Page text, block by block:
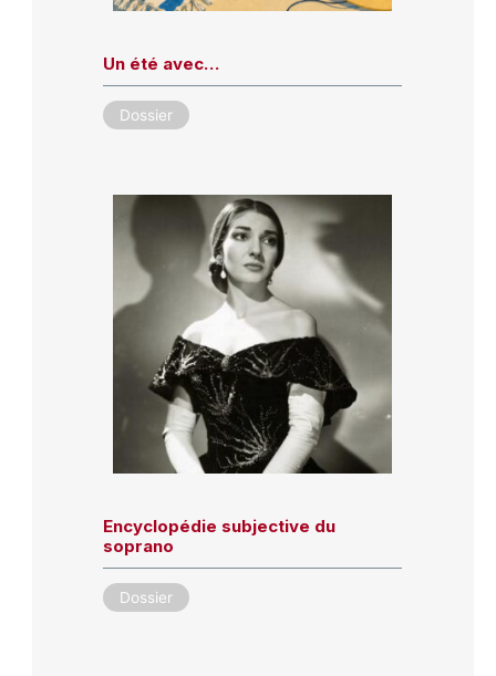
Un été avec…
Dossier
Encyclopédie subjective du
soprano
Dossier